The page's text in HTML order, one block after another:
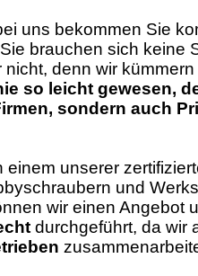
uns bekommen Sie
brauchen sich keine
denn wir
so leicht gewesen,
sondern auch
einem unserer
und
wir einen Angebot
durchgeführt, da wir